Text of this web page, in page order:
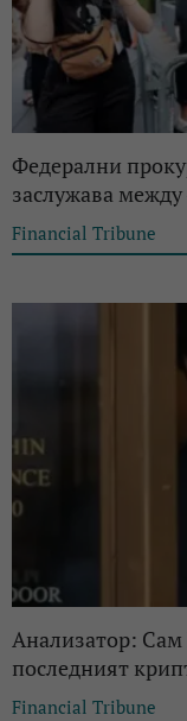
Федерални
заслужава
Financial Tribune
Анализатор:
последният
Financial Tribune